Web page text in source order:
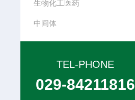
生物化工医药
中间体
TEL-PHONE
029-84211816